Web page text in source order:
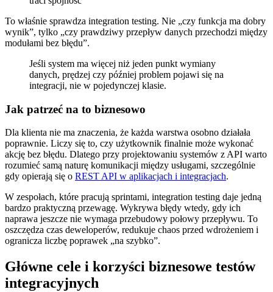
To właśnie sprawdza integration testing. Nie „czy funkcja ma dobry
wynik”, tylko „czy prawdziwy przepływ danych przechodzi między
modułami bez błędu”.
Jeśli system ma więcej niż jeden punkt wymiany
danych, prędzej czy później problem pojawi się na
integracji, nie w pojedynczej klasie.
Jak patrzeć na to biznesowo
Dla klienta nie ma znaczenia, że każda warstwa osobno działała
poprawnie. Liczy się to, czy użytkownik finalnie może wykonać
akcję bez błędu. Dlatego przy projektowaniu systemów z API warto
rozumieć samą naturę komunikacji między usługami, szczególnie
gdy opierają się o REST API w aplikacjach i integracjach.
W zespołach, które pracują sprintami, integration testing daje jedną
bardzo praktyczną przewagę. Wykrywa błędy wtedy, gdy ich
naprawa jeszcze nie wymaga przebudowy połowy przepływu. To
oszczędza czas deweloperów, redukuje chaos przed wdrożeniem i
ogranicza liczbę poprawek „na szybko”.
Główne cele i korzyści biznesowe testów
integracyjnych